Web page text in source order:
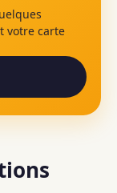
votre carte